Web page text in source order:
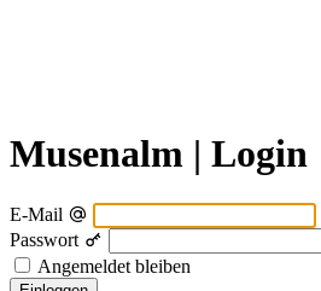
Musenalm | Login
E-Mail
Passwort
Angemeldet bleiben